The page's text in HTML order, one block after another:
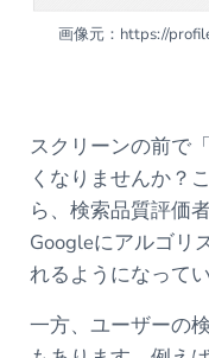
画像元：https://
スクリーンの前で
くなりませんか？
ら、検索品質評価
Googleにアルゴリ
れるようになって
一方、ユーザーの